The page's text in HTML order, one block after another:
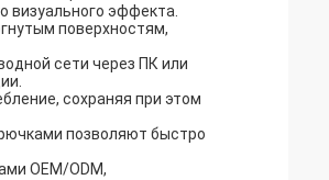
эффекта.
поверхностям,
сети через ПК или
сохраняя при этом
позволяют быстро
OEM/ODM,